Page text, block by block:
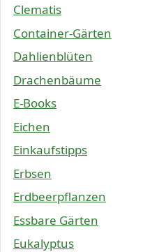
Clematis
Container-Gärten
Dahlienblüten
Drachenbäume
E-Books
Eichen
Einkaufstipps
Erbsen
Erdbeerpflanzen
Essbare Gärten
Eukalyptus